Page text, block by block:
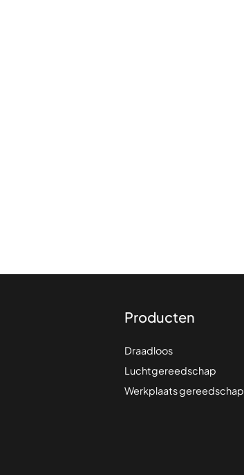
Producten
Draadloos
Luchtgereedschap
Werkplaats gereedschap